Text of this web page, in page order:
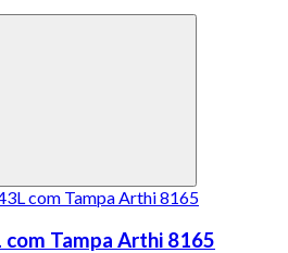
Tampa Arthi 8165